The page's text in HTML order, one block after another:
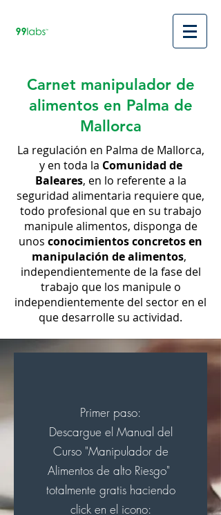
Carnet manipulador de
alimentos en Palma de
Mallorca
La regulación en Palma de Mallorca,
y en toda la Comunidad de
Baleares, en lo referente a la
seguridad alimentaria requiere que,
todo profesional que en su trabajo
manipule alimentos, disponga de
unos conocimientos concretos en
manipulación de alimentos,
independientemente de la fase del
trabajo que los manipule o
independientemente del sector en el
que desarrolle su actividad.
Primer paso:
Descargue el Manual del
Curso "Manipulador de
Alimentos de alto Riesgo"
totalmente gratis haciendo
click en el icono: